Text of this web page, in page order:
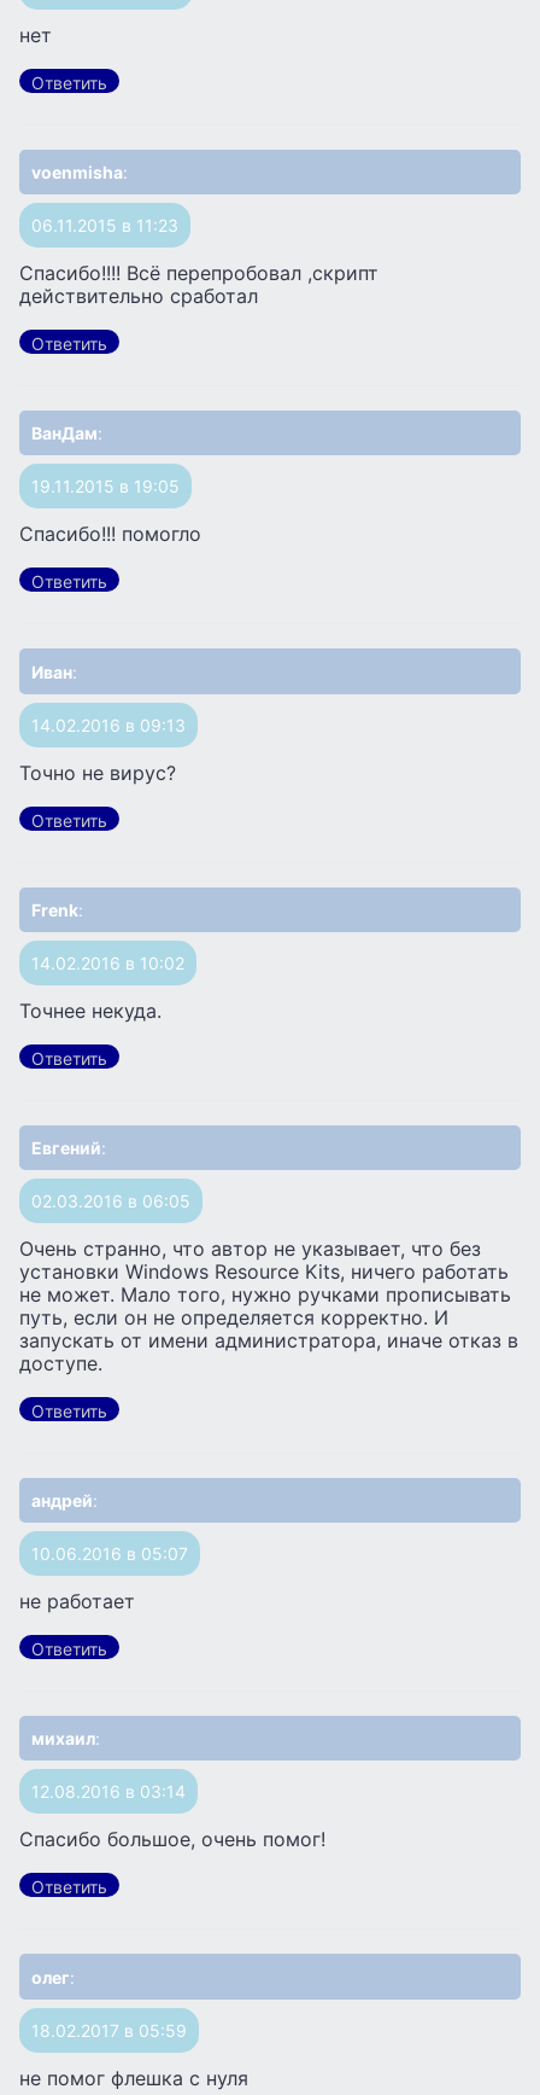
нет
Ответить
voenmisha:
06.11.2015 в 11:23
Спасибо!!!! Всё перепробовал ,скрипт
действительно сработал
Ответить
ВанДам:
19.11.2015 в 19:05
Спасибо!!! помогло
Ответить
Иван:
14.02.2016 в 09:13
Точно не вирус?
Ответить
Frenk:
14.02.2016 в 10:02
Точнее некуда.
Ответить
Евгений:
02.03.2016 в 06:05
Очень странно, что автор не указывает, что без
установки Windows Resource Kits, ничего работать
не может. Мало того, нужно ручками прописывать
путь, если он не определяется корректно. И
запускать от имени администратора, иначе отказ в
доступе.
Ответить
андрей:
10.06.2016 в 05:07
не работает
Ответить
михаил:
12.08.2016 в 03:14
Спасибо большое, очень помог!
Ответить
олег:
18.02.2017 в 05:59
не помог флешка с нуля